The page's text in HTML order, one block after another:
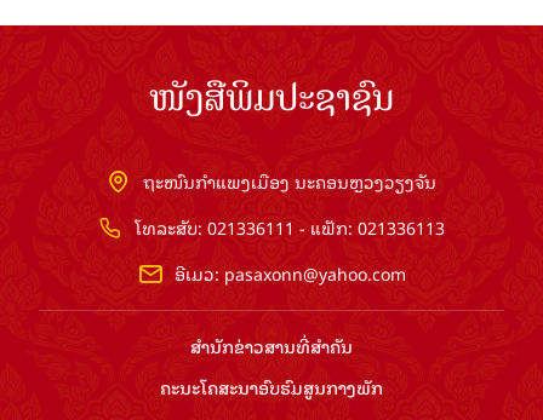
ໜັງສືພິມປະຊາຊົນ
ຖະໜົນກຳແພງເມືອງ ນະຄອນຫຼວງວຽງຈັນ
ໂທລະສັບ: 021336111 - ແຟັກ: 021336113
ອີເມວ: pasaxonn@yahoo.com
ສຳ​ນັກ​ຂ່າວ​ສານ​ທີ່​ສຳ​ຄັນ​
ຄະນະໂຄສະນາອົບຮົມ​ສູນ​ກາງ​ພັກ